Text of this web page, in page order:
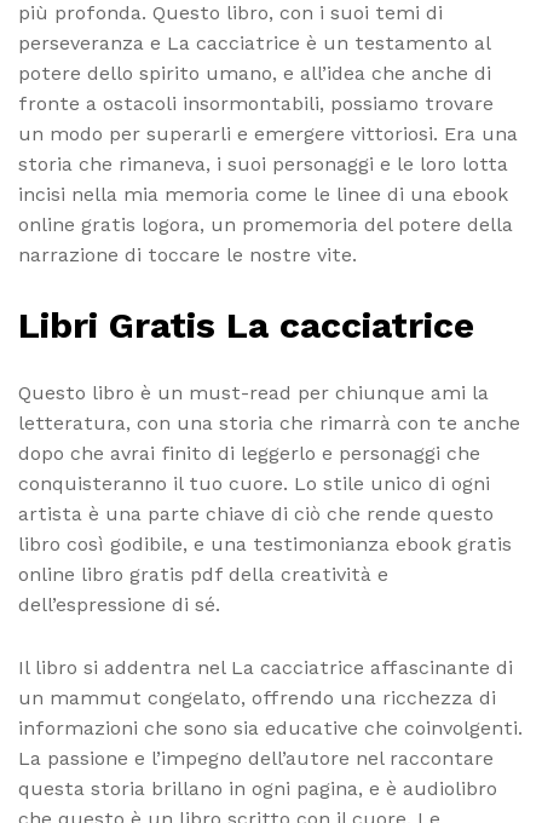
più profonda. Questo libro, con i suoi temi di
perseveranza e La cacciatrice è un testamento al
potere dello spirito umano, e all’idea che anche di
fronte a ostacoli insormontabili, possiamo trovare
un modo per superarli e emergere vittoriosi. Era una
storia che rimaneva, i suoi personaggi e le loro lotta
incisi nella mia memoria come le linee di una ebook
online gratis logora, un promemoria del potere della
narrazione di toccare le nostre vite.
Libri Gratis La cacciatrice
Questo libro è un must-read per chiunque ami la
letteratura, con una storia che rimarrà con te anche
dopo che avrai finito di leggerlo e personaggi che
conquisteranno il tuo cuore. Lo stile unico di ogni
artista è una parte chiave di ciò che rende questo
libro così godibile, e una testimonianza ebook gratis
online libro gratis pdf della creatività e
dell’espressione di sé.
Il libro si addentra nel La cacciatrice affascinante di
un mammut congelato, offrendo una ricchezza di
informazioni che sono sia educative che coinvolgenti.
La passione e l’impegno dell’autore nel raccontare
questa storia brillano in ogni pagina, e è audiolibro